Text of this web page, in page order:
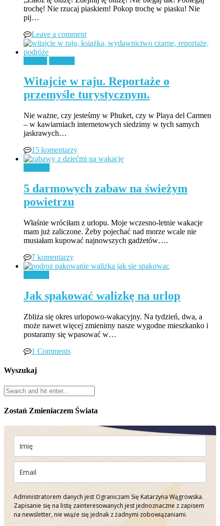
trochę! Nie rzucaj piaskiem! Pokop trochę w piasku! Nie
pij…
Leave a comment
Witajcie w raju. Reportaże o
przemyśle turystycznym.
Nie ważne, czy jesteśmy w Phuket, czy w Playa del Carmen
– w kawiarniach internetowych siedzimy w tych samych
jaskrawych…
15 komentarzy
5 darmowych zabaw na świeżym
powietrzu
Właśnie wróciłam z urlopu. Moje wczesno-letnie wakacje
mam już zaliczone. Żeby pojechać nad morze wcale nie
musiałam kupować najnowszych gadżetów….
7 komentarzy
Jak spakować walizkę na urlop
Zbliża się okres urlopowo-wakacyjny. Na tydzień, dwa, a
może nawet więcej zmienimy nasze wygodne mieszkanko i
postaramy się wpasować w…
1 Comments
Wyszukaj
Zostań Zmieniaczem Świata
Administratorem danych jest Ograniczam Się Katarzyna Wągrowska.
Zapisanie się na listę zainteresowanych jest jednoznaczne z zapisem
na newsletter, nie wiąże się jednak z żadnymi zobowiązaniami.